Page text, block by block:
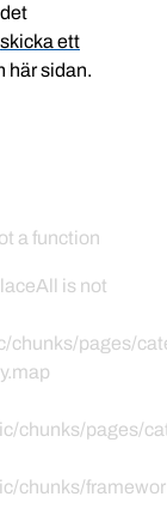
skicka ett
här sidan.
a function
is not
pages/
chunks/pages/
chunks/